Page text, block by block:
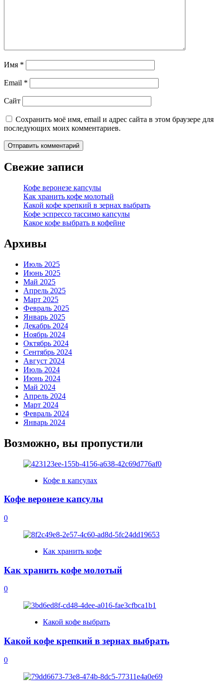
Имя *
Email *
Сайт
Сохранить моё имя, email и адрес сайта в этом браузере для
последующих моих комментариев.
Свежие записи
Кофе веронезе капсулы
Как хранить кофе молотый
Какой кофе крепкий в зернах выбрать
Кофе эспрессо тассимо капсулы
Какое кофе выбрать в кофейне
Архивы
Июль 2025
Июнь 2025
Май 2025
Апрель 2025
Март 2025
Февраль 2025
Январь 2025
Декабрь 2024
Ноябрь 2024
Октябрь 2024
Сентябрь 2024
Август 2024
Июль 2024
Июнь 2024
Май 2024
Апрель 2024
Март 2024
Февраль 2024
Январь 2024
Возможно, вы пропустили
Кофе в капсулах
Кофе веронезе капсулы
0
Как хранить кофе
Как хранить кофе молотый
0
Какой кофе выбрать
Какой кофе крепкий в зернах выбрать
0